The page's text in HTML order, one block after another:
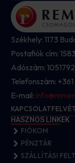
Székhely: 1173
Postafiók cím:
Adószám:
Telefonszám:
E-mail:
HASZNOS LINKEK
FIÓKOM
PÉNZTÁR
SZÁLLÍTÁSI